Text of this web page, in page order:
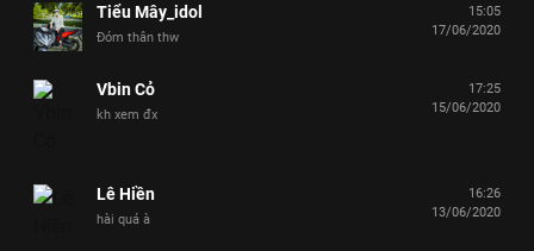
Tiểu Mây_idol
Đóm thân thw
15:05
17/06/2020
Vbin Cỏ
kh xem đx
17:25
15/06/2020
Lê Hiền
hài quá à
16:26
13/06/2020